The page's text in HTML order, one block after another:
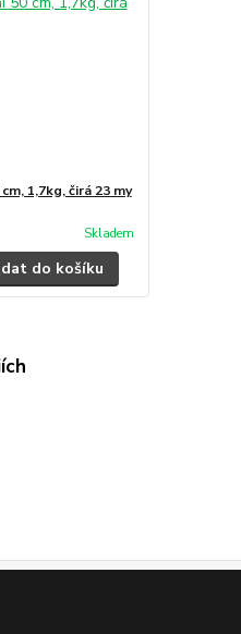
1,7kg, čirá 23 my
Skladem
do košíku